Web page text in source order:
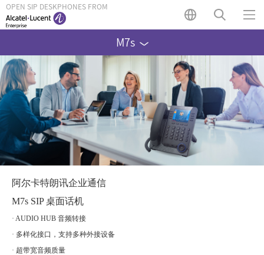
OPEN SIP DESKPHONES FROM
M7s
阿尔卡特朗讯企业通信
M7s SIP 桌面话机
· AUDIO HUB 音频转接
· 多样化接口，支持多种外接设备
· 超带宽音频质量